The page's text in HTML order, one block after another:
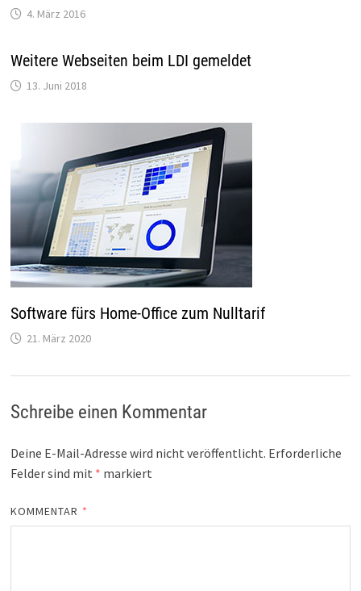
4. März 2016
Weitere Webseiten beim LDI gemeldet
13. Juni 2018
Software fürs Home-Office zum Nulltarif
21. März 2020
Schreibe einen Kommentar
Deine E-Mail-Adresse wird nicht veröffentlicht. Erforderliche
Felder sind mit * markiert
KOMMENTAR *